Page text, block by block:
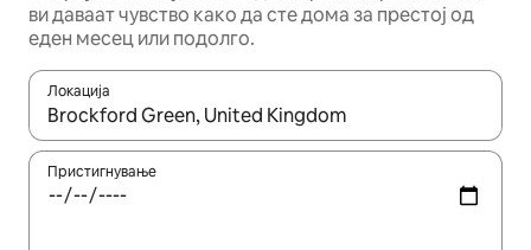
ви даваат чувство како да сте дома за престој од
еден месец или подолго.
Локација
Кога резултатите се достапни, движете се со копчињата
Пристигнување